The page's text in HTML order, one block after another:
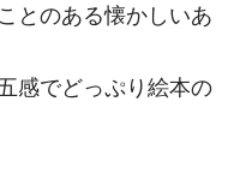
とのある懐かしいあ
感でどっぷり絵本の